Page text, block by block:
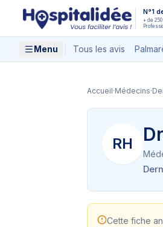
Aller au contenu principal N°1
+ de
Menu Tous les avis
Accueil·Médecins·
RH
Cette fiche